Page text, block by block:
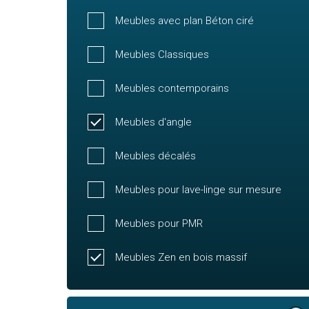
Meubles avec plan Béton ciré
Meubles Classiques
Meubles contemporains
Meubles d'angle
Meubles décalés
Meubles pour lave-linge sur mesure
Meubles pour PMR
Meubles Zen en bois massif